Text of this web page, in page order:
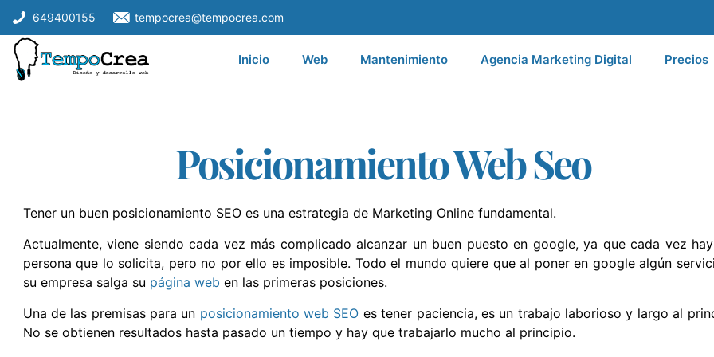
649400155 tempocrea@tempocrea.com
Inicio Web Mantenimiento Agencia Marketing Digital Precios
Posicionamiento Web Seo
Tener un buen posicionamiento SEO es una estrategia de Marketing Online fundamental.
Actualmente, viene siendo cada vez más complicado alcanzar un buen puesto en google, ya que cada vez
persona que lo solicita, pero no por ello es imposible. Todo el mundo quiere que al poner en google algún
su empresa salga su página web en las primeras posiciones.
Una de las premisas para un posicionamiento web SEO es tener paciencia, es un trabajo laborioso y largo al
No se obtienen resultados hasta pasado un tiempo y hay que trabajarlo mucho al principio.